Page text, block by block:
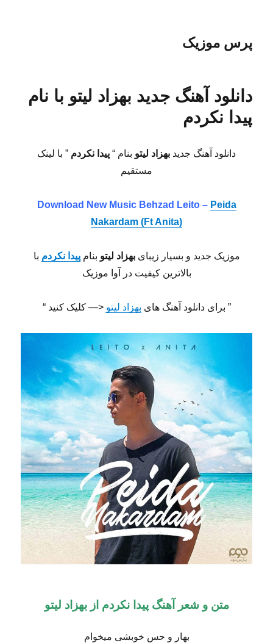
پرس موزیک
دانلود آهنگ جدید بهزاد لیتو با نام
پیدا نکردم
دانلود آهنگ جدید بهزاد لیتو بنام “ پیدا نکردم ” با لینک
مستقیم
Download New Music Behzad Leito – Peida
Nakardam (Ft Anita)
موزیک جدید و بسیار زیبایبهزاد لیتو بنامپیدا نکردم با
بالاترین کیفیت در آوا موزیک
” برای دانلود آهنگ های بهزاد لیتو <— کلیک کنید “
متن و شعر آهنگ پیدا نکردم از بهزاد لیتو
بهار و حس خوبشی میخوام